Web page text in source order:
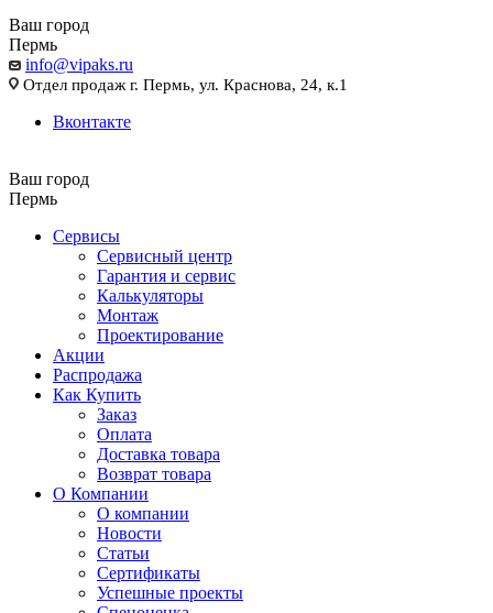
Ваш город
Пермь
info@vipaks.ru
Отдел продаж г. Пермь, ул. Краснова, 24, к.1
Вконтакте
Ваш город
Пермь
Сервисы
Сервисный центр
Гарантия и сервис
Калькуляторы
Монтаж
Проектирование
Акции
Распродажа
Как Купить
Заказ
Оплата
Доставка товара
Возврат товара
О Компании
О компании
Новости
Статьи
Сертификаты
Успешные проекты